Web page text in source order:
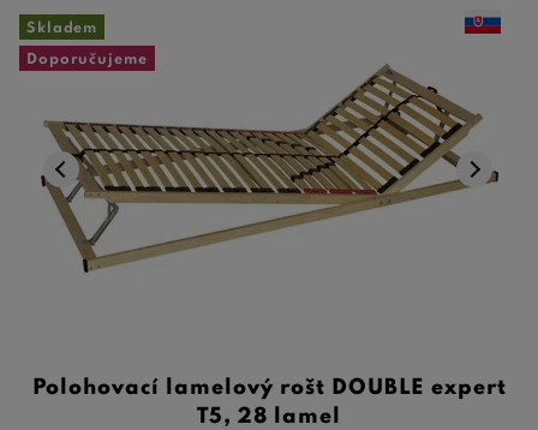
Skladem
Doporučujeme
Polohovací lamelový rošt DOUBLE expert
T5, 28 lamel